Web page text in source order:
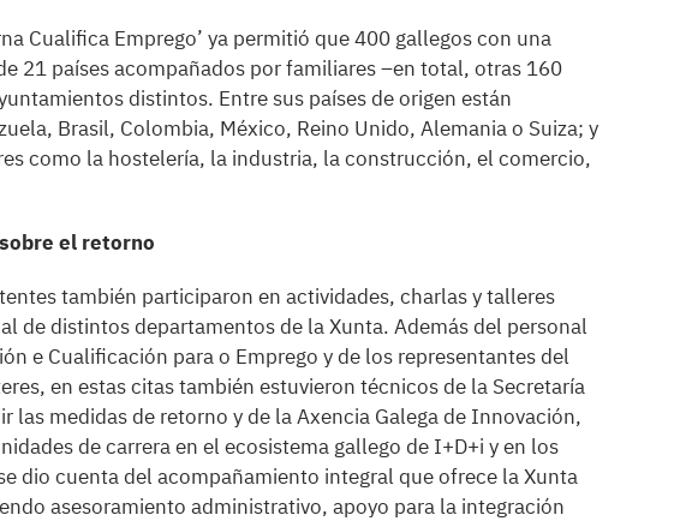
Cualifica Emprego’ ya permitió que 400 gallegos con una
21 países acompañados por familiares –en total, otras 160
distintos. Entre sus países de origen están
Brasil, Colombia, México, Reino Unido, Alemania o Suiza; y
como la hostelería, la industria, la construcción, el comercio,
el retorno
también participaron en actividades, charlas y talleres
de distintos departamentos de la Xunta. Además del personal
e Cualificación para o Emprego y de los representantes del
en estas citas también estuvieron técnicos de la Secretaría
las medidas de retorno y de la Axencia Galega de Innovación,
de carrera en el ecosistema gallego de I+D+i y en los
dio cuenta del acompañamiento integral que ofrece la Xunta
asesoramiento administrativo, apoyo para la integración